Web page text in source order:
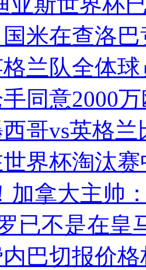
米在查洛
兰队全体
同意2000
哥vs英格
界杯淘汰
加拿大主帅
已不是在皇
巴切报价